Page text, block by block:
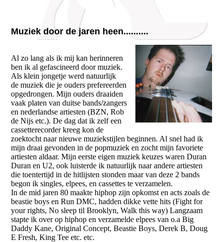
Muziek door de jaren heen..........
Al zo lang als ik mij kan herinneren
ben ik al gefascineerd door muziek.
Als klein jongetje werd natuurlijk
de muziek die je ouders prefereerden
opgedrongen. Mijn ouders draaiden
vaak platen van duitse bands/zangers
en nederlandse artiesten (BZN, Rob
de Nijs etc.). De dag dat ik zelf een
cassetterecorder kreeg kon de
zoektocht naar nieuwe muziekstijlen beginnen. Al snel had ik
mijn draai gevonden in de popmuziek en zocht mijn favoriete
artiesten aldaar. Mijn eerste eigen muziek keuzes waren Duran
Duran en U2, ook luisterde ik natuurlijk naar andere artiesten
die toentertijd in de hitlijsten stonden maar van deze 2 bands
begon ik singles, elpees, en cassettes te verzamelen.
In de mid jaren 80 maakte hiphop zijn opkomst en acts zoals de
beastie boys en Run DMC, hadden dikke vette hits (Fight for
your rights, No sleep til Brooklyn, Walk this way) Langzaam
stapte ik over op hiphop en verzamelde elpees van o.a Big
Daddy Kane, Original Concept, Beastie Boys, Derek B, Doug
E Fresh, King Tee etc. etc.